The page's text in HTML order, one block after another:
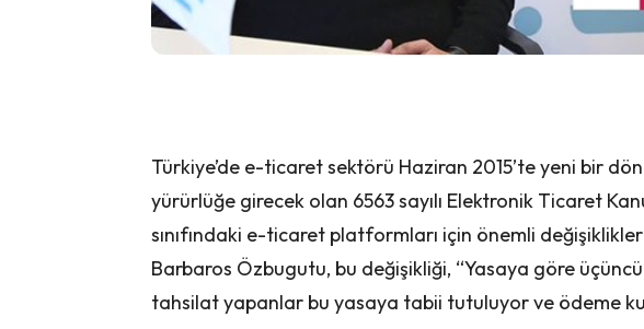
Türkiye’de e-ticaret sektörü Haziran 2015’te yeni bir
yürürlüğe girecek olan 6563 sayılı Elektronik Ticaret
sınıfındaki e-ticaret platformları için önemli
Barbaros Özbugutu, bu değişikliği, “Yasaya göre
tahsilat yapanlar bu yasaya tabii tutuluyor ve ödeme